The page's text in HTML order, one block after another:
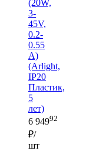
(20W,
3-
45V,
0.2-
0.55
A)
(Arlight,
IP20
Пластик,
5
лет)
6 94992
₽/
шт